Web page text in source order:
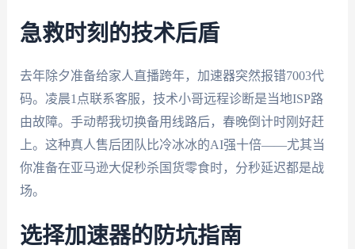
急救时刻的技术后盾
去年除夕准备给家人直播跨年，加速器突然报错7003代
码。凌晨1点联系客服，技术小哥远程诊断是当地ISP路
由故障。手动帮我切换备用线路后，春晚倒计时刚好赶
上。这种真人售后团队比冷冰冰的AI强十倍——尤其当
你准备在亚马逊大促秒杀国货零食时，分秒延迟都是战
场。
选择加速器的防坑指南